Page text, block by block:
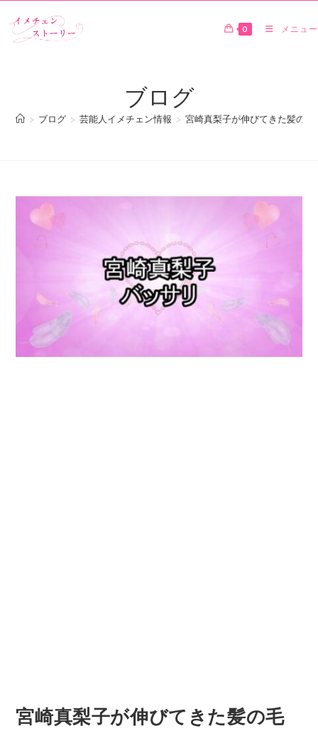
0 メニュー
ブログ
> ブログ > 芸能人イメチェン情報 > 宮崎真梨子が伸びてきた髪の
宮崎真梨子が伸びてきた髪の毛